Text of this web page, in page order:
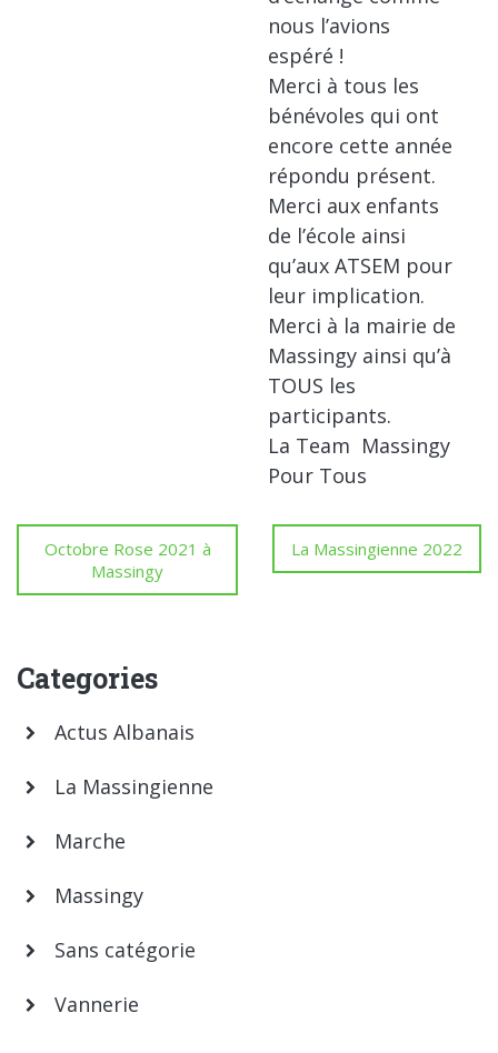
nous l’avions
espéré !
Merci à tous les
bénévoles qui ont
encore cette année
répondu présent.
Merci aux enfants
de l’école ainsi
qu’aux ATSEM pour
leur implication.
Merci à la mairie de
Massingy ainsi qu’à
TOUS les
participants.
La Team Massingy
Pour Tous
Octobre Rose 2021 à
Massingy
La Massingienne 2022
Categories
Actus Albanais
La Massingienne
Marche
Massingy
Sans catégorie
Vannerie